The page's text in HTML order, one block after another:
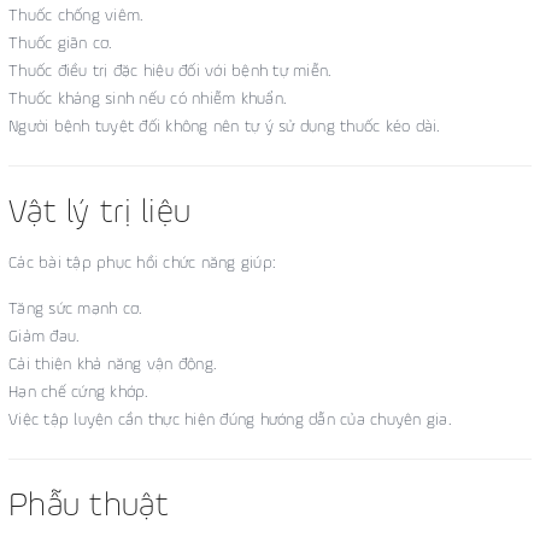
Thuốc chống viêm.
Thuốc giãn cơ.
Thuốc điều trị đặc hiệu đối với bệnh tự miễn.
Thuốc kháng sinh nếu có nhiễm khuẩn.
Người bệnh tuyệt đối không nên tự ý sử dụng thuốc kéo dài.
Vật lý trị liệu
Các bài tập phục hồi chức năng giúp:
Tăng sức mạnh cơ.
Giảm đau.
Cải thiện khả năng vận động.
Hạn chế cứng khớp.
Việc tập luyện cần thực hiện đúng hướng dẫn của chuyên gia.
Phẫu thuật